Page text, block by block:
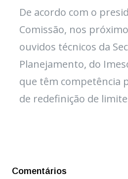
De acordo com o
Comissão, nos
ouvidos técnicos da
Planejamento, do
que têm competência
de redefinição de
Comentários